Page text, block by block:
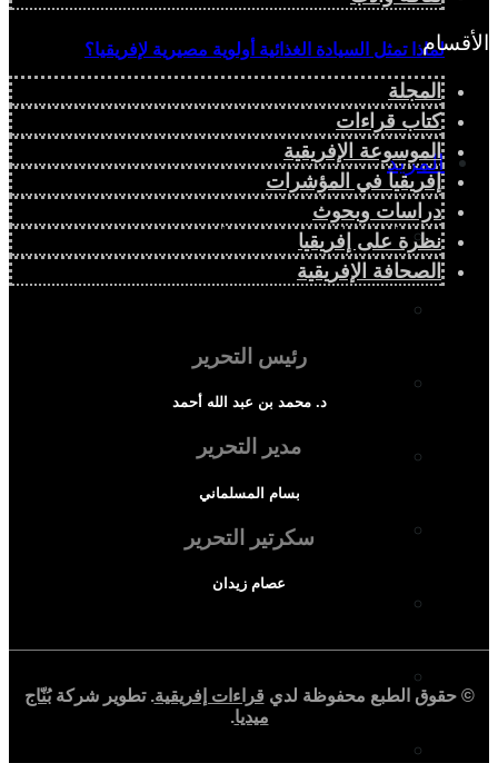
لماذا تمثل السيادة الغذائية أولوية مصيرية لإفريقيا؟
المزيد
إفريقيا في المؤشرات
الصحافة الإفريقية
المجتمع الإفريقي
الأقسام
المجلة
كتاب قراءات
الموسوعة الإفريقية
إفريقيا في المؤشرات
دراسات وبحوث
نظرة على إفريقيا
الصحافة الإفريقية
رئيس التحرير
د. محمد بن عبد الله أحمد
مدير التحرير
بسام المسلماني
سكرتير التحرير
عصام زيدان
© حقوق الطبع محفوظة لدي قراءات إفريقية. تطوير شركةبُنّاج
ميديا.